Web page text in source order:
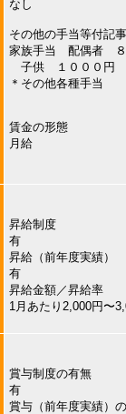
なし
その他の手当等付記
家族手当 配偶者 ８
子供 １０００円
＊その他各種手当
賃金の形態
月給
昇給制度
有
昇給（前年度実績）
有
昇給金額／昇給率
1月あたり2,000円〜
賞与制度の有無
有
賞与（前年度実績）